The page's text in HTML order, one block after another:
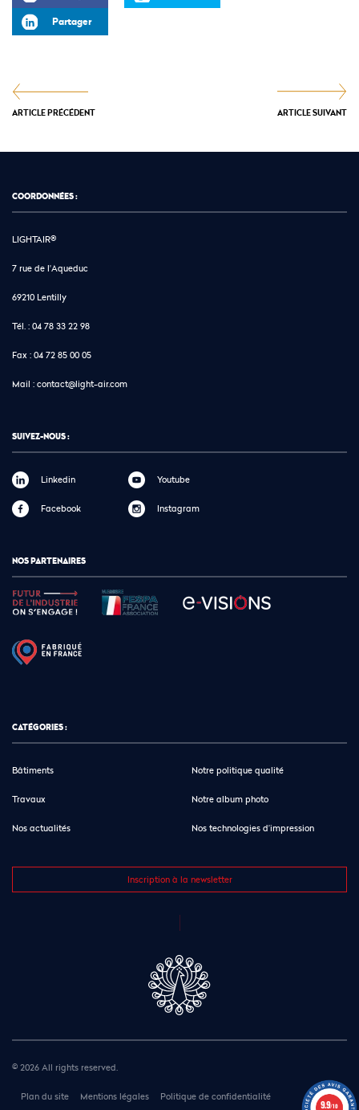
Partager
ARTICLE PRÉCÉDENT ARTICLE SUIVANT
COORDONNÉES :
LIGHTAIR®
7 rue de l'Aqueduc
69210 Lentilly
Tél. : 04 78 33 22 98
Fax : 04 72 85 00 05
Mail : contact@light-air.com
SUIVEZ-NOUS :
Linkedin
Facebook
Youtube
Instagram
NOS PARTENAIRES
CATÉGORIES :
Bâtiments
Travaux
Nos actualités
Notre politique qualité
Notre album photo
Nos technologies d’impression
Inscription à la newsletter
© 2026 All rights reserved.
Plan du site Mentions légales Politique de confidentialité
9.9/10